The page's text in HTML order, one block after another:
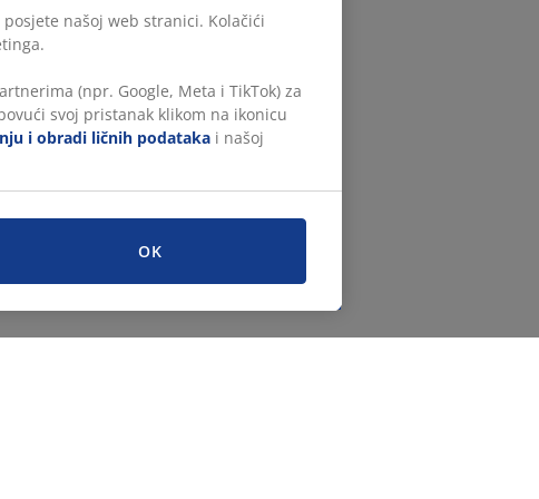
našoj web stranici. Kolačići
(npr. Google, Meta i TikTok) za
svoj pristanak klikom na ikonicu
i obradi ličnih podataka i našoj
OK